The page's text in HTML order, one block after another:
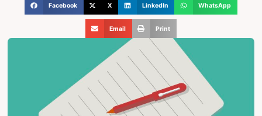
Facebook X LinkedIn WhatsApp
Email Print